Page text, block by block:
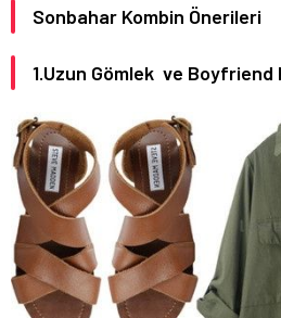
Sonbahar Kombin Önerileri
1.Uzun Gömlek ve